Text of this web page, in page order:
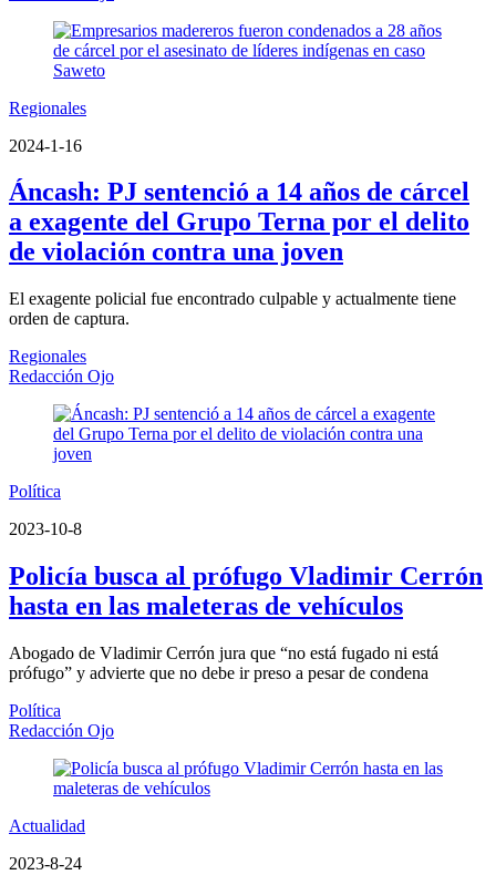
Regionales
2024-1-16
Áncash: PJ sentenció a 14 años de cárcel
a exagente del Grupo Terna por el delito
de violación contra una joven
El exagente policial fue encontrado culpable y actualmente tiene
orden de captura.
Regionales
Redacción Ojo
Política
2023-10-8
Policía busca al prófugo Vladimir Cerrón
hasta en las maleteras de vehículos
Abogado de Vladimir Cerrón jura que “no está fugado ni está
prófugo” y advierte que no debe ir preso a pesar de condena
Política
Redacción Ojo
Actualidad
2023-8-24